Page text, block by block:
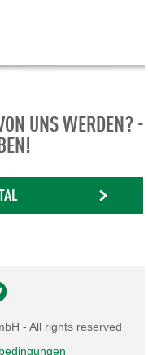
UNS WERDEN? -
- All rights reserved